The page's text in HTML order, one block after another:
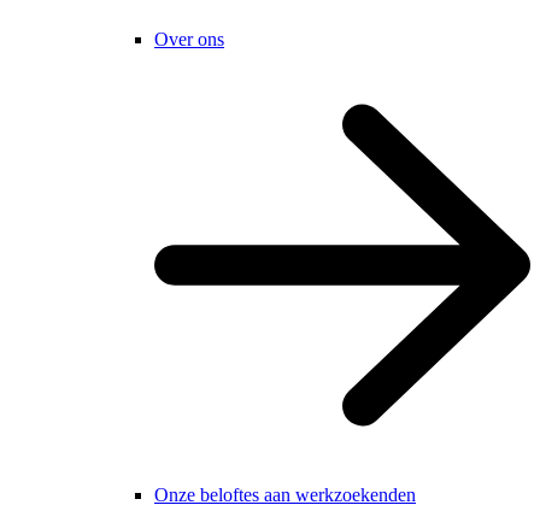
Over ons
Onze beloftes aan werkzoekenden